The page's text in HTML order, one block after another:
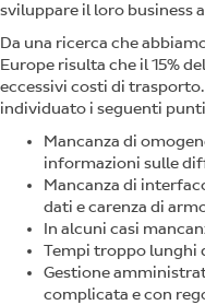
sviluppare il loro business
Da una ricerca che
Europe risulta che il 15%
eccessivi costi di
individuato i seguenti
Mancanza di
informazioni sulle
Mancanza di
dati e carenza di
In alcuni casi
Tempi troppo lunghi
Gestione
complicata e con